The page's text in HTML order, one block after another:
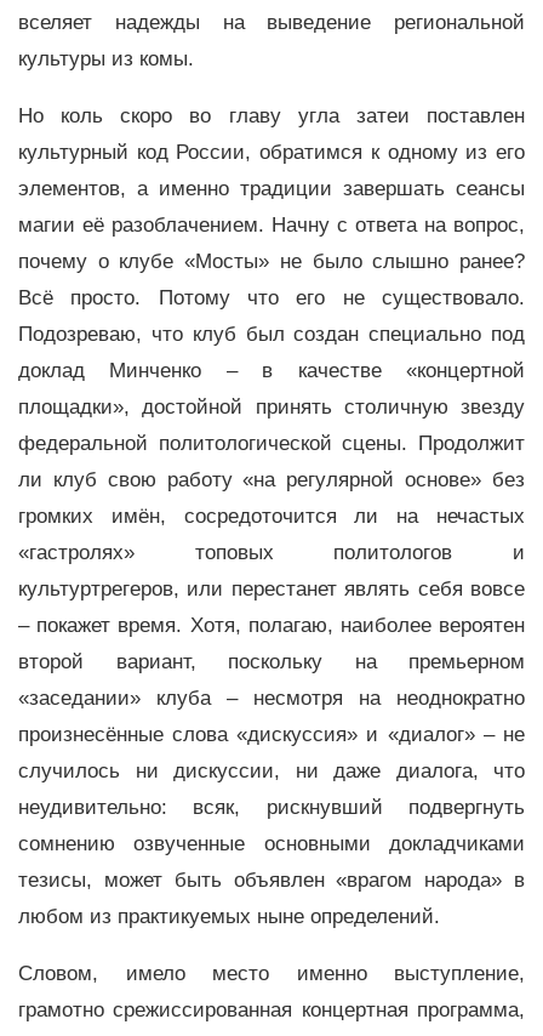
вселяет надежды на выведение региональной
культуры из комы.
Но коль скоро во главу угла затеи поставлен
культурный код России, обратимся к одному из его
элементов, а именно традиции завершать сеансы
магии её разоблачением. Начну с ответа на вопрос,
почему о клубе «Мосты» не было слышно ранее?
Всё просто. Потому что его не существовало.
Подозреваю, что клуб был создан специально под
доклад Минченко – в качестве «концертной
площадки», достойной принять столичную звезду
федеральной политологической сцены. Продолжит
ли клуб свою работу «на регулярной основе» без
громких имён, сосредоточится ли на нечастых
«гастролях» топовых политологов и
культуртрегеров, или перестанет являть себя вовсе
– покажет время. Хотя, полагаю, наиболее вероятен
второй вариант, поскольку на премьерном
«заседании» клуба – несмотря на неоднократно
произнесённые слова «дискуссия» и «диалог» – не
случилось ни дискуссии, ни даже диалога, что
неудивительно: всяк, рискнувший подвергнуть
сомнению озвученные основными докладчиками
тезисы, может быть объявлен «врагом народа» в
любом из практикуемых ныне определений.
Словом, имело место именно выступление,
грамотно срежиссированная концертная программа,